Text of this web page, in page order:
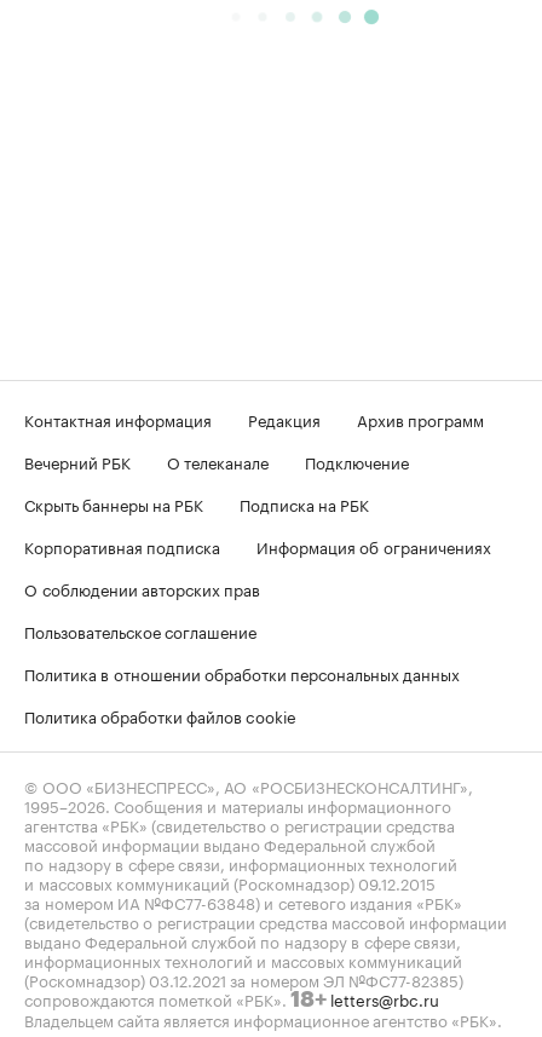
Контактная информация Редакция
Архив программ
Вечерний РБК
О телеканале
Подключение
Скрыть баннеры на РБК
Подписка на РБК
Корпоративная подписка
Информация об ограничениях
О соблюдении авторских прав
Пользовательское соглашение
Политика в отношении обработки персональных данных
Политика обработки файлов cookie
© ООО «БИЗНЕСПРЕСС», АО «РОСБИЗНЕСКОНСАЛТИНГ»,
1995–2026 . Сообщения и материалы информационного
агентства «РБК» (свидетельство о регистрации средства
массовой информации выдано Федеральной службой
по надзору в сфере связи, информационных технологий
и массовых коммуникаций (Роскомнадзор) 09.12.2015
за номером ИА №ФС77-63848) и сетевого издания «РБК»
(свидетельство о регистрации средства массовой информации
выдано Федеральной службой по надзору в сфере связи,
информационных технологий и массовых коммуникаций
(Роскомнадзор) 03.12.2021 за номером ЭЛ №ФС77-82385)
сопровождаются пометкой «РБК». 18+ letters@rbc.ru
Владельцем сайта является информационное агентство «РБК».